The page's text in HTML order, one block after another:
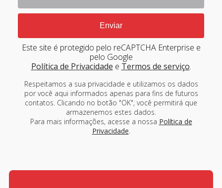
Este site é protegido pelo reCAPTCHA Enterprise e
pelo Google
Política de Privacidade e Termos de serviço.
Respeitamos a sua privacidade e utilizamos os dados
por você aqui informados apenas para fins de futuros
contatos. Clicando no botão "OK", você permitirá que
armazenemos estes dados.
Para mais informações, acesse a nossa Política de
Privacidade.